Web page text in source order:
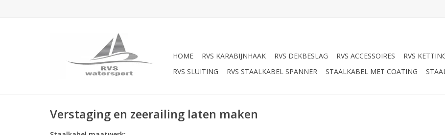
HOME RVS KARABIJNHAAK RVS DEKBESLAG RVS ACCESSOIRES RVS
RVS SLUITING
RVS STAALKABEL SPANNER STAALKABEL MET COATING
Verstaging en zeerailing laten maken